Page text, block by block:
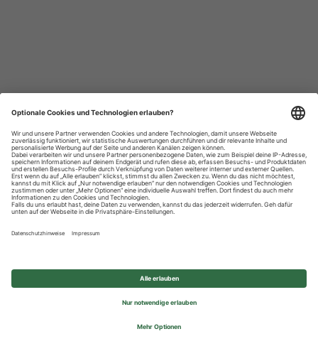
Datenschutzhinweise
Impressum
Privatsphäre-Einstellungen
© 2026 REWE Group - All rights reserved